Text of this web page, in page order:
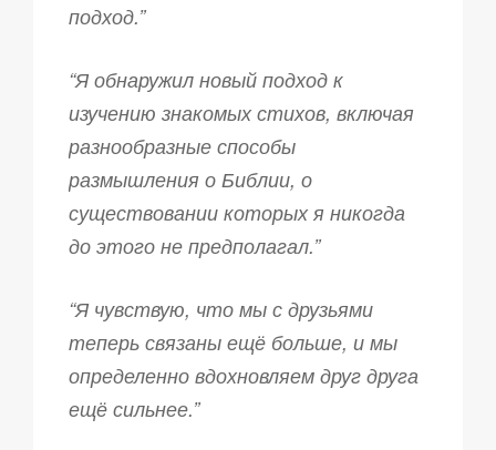
подход.”
“Я обнаружил новый подход к
изучению знакомых стихов, включая
разнообразные способы
размышления о Библии, о
существовании которых я никогда
до этого не предполагал.”
“Я чувствую, что мы с друзьями
теперь связаны ещё больше, и мы
определенно вдохновляем друг друга
ещё сильнее.”